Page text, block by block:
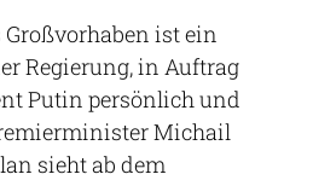
ist ein
Regierung, in Auftrag
Putin persönlich und
Michail
sieht ab dem